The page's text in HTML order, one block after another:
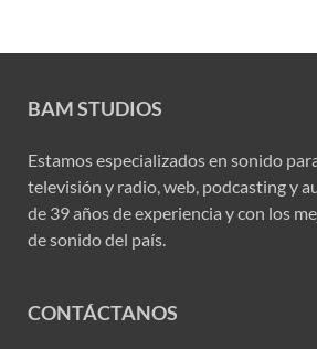
BAM STUDIOS
Estamos especializados en sonido
televisión y radio, web, podcasting y
de 39 años de experiencia y con los
de sonido del país.
CONTÁCTANOS